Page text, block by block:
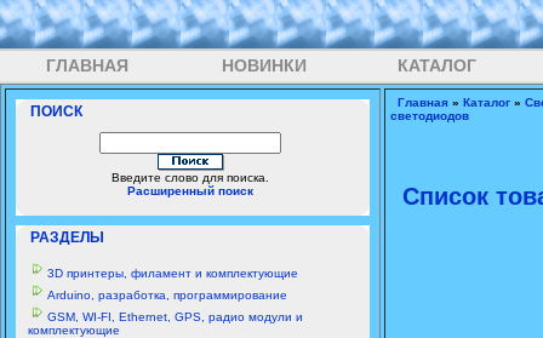
ГЛАВНАЯ НОВИНКИ КАТАЛОГ
ПОИСК
Введите слово для поиска.
Расширенный поиск
РАЗДЕЛЫ
3D принтеры, филамент и комплектующие
Arduino, разработка, программирование
GSM, WI-FI, Ethernet, GPS, радио модули и
комплектующие
Главная » Каталог »
светодиодов
Список